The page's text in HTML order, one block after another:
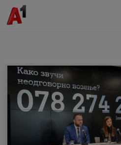
МК EN SQ
Деловни